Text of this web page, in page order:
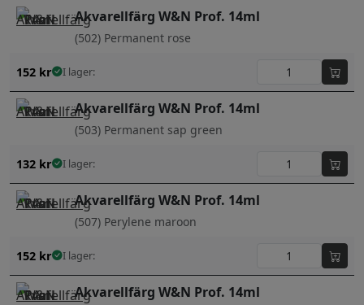
Akvarellfärg W&N Prof. 14ml
(502) Permanent rose
152 kr I lager:
Akvarellfärg W&N Prof. 14ml
(503) Permanent sap green
132 kr I lager:
Akvarellfärg W&N Prof. 14ml
(507) Perylene maroon
152 kr I lager:
Akvarellfärg W&N Prof. 14ml